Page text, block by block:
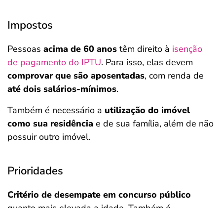
Impostos
Pessoas acima de 60 anos têm direito à isenção
de pagamento do IPTU. Para isso, elas devem
comprovar que são aposentadas, com renda de
até dois salários-mínimos.
Também é necessário a utilização do imóvel
como sua residência e de sua família, além de não
possuir outro imóvel.
Prioridades
Critério de desempate em concurso público